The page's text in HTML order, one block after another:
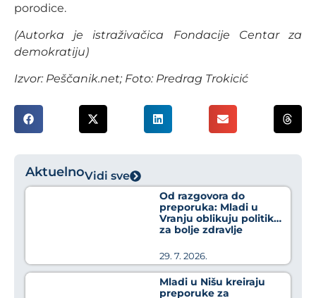
porodice.
(Autorka je istraživačica Fondacije Centar za
demokratiju)
Izvor: Peščanik.net; Foto: Predrag Trokicić
AktuelnoVidi sve
Od razgovora do
preporuka: Mladi u
Vranju oblikuju politike
za bolje zdravlje
29. 7. 2026.
Mladi u Nišu kreiraju
preporuke za